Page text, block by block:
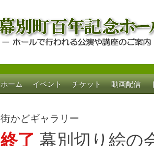
幕別町百年記念ホ
ホールで行われる公演や講座のご案内
ホーム イベント チケット 動画配信
街かどギャラリー
終了 幕別切り絵